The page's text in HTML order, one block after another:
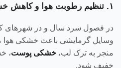
۱. تنظیم رطوبت هوا و کاهش خشکی پوست و تنفس
در فصول سرد سال و در شهرهای
وسایل گرمایشی باعث خشکی هوا
منجر به ترک لب، خشکی پوست،
خفیف شود.